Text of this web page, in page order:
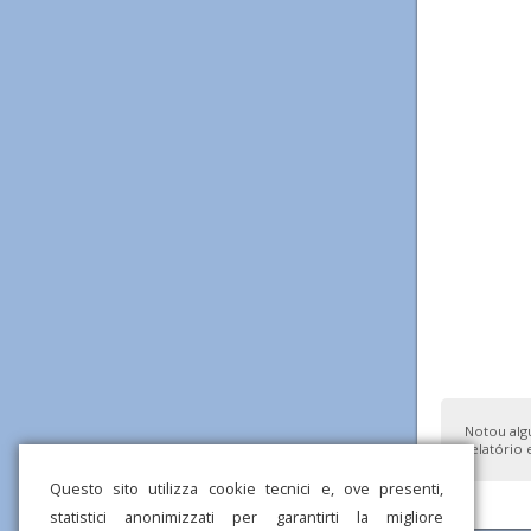
Questo sito utilizza cookie tecnici e, ove presenti,
statistici anonimizzati per garantirti la migliore
Notou
relatório